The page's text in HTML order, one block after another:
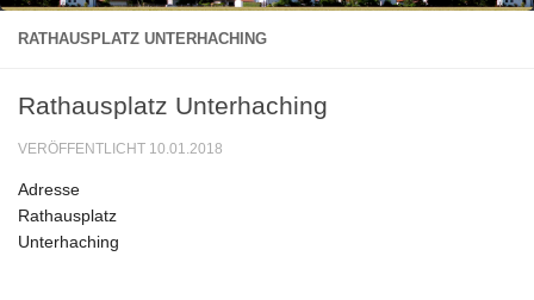
RATHAUSPLATZ UNTERHACHING
Rathausplatz Unterhaching
VERÖFFENTLICHT 10.01.2018
Adresse
Rathausplatz
Unterhaching